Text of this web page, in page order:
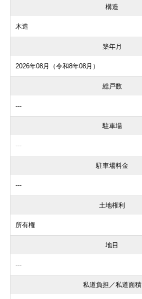
構造
木造
築年月
2026年08月（令和8年08月）
総戸数
---
駐車場
---
駐車場料金
---
土地権利
所有権
地目
---
私道負担／私道面積